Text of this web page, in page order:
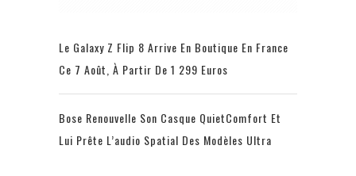
Le Galaxy Z Flip 8 Arrive En Boutique En France
Ce 7 Août, À Partir De 1 299 Euros
Bose Renouvelle Son Casque QuietComfort Et
Lui Prête L’audio Spatial Des Modèles Ultra